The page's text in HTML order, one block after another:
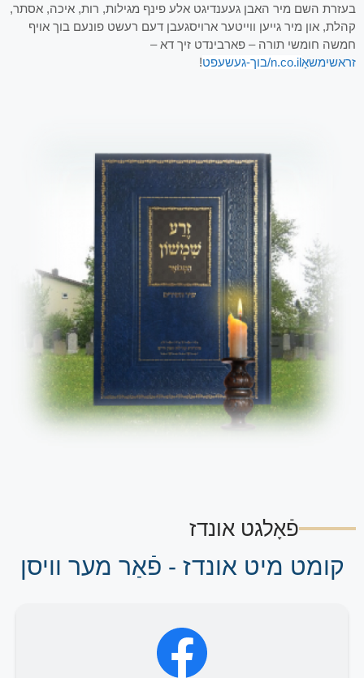
בעזרת השם מיר האבן געענדיגט אלע פינף מגילות, רות, איכה, אסתר,
קהלת, און מיר גייען ווייטער ארויסגעבן דעם רעשט פונעם בוך אויף
חמשה חומשי תורה – פארבינדט זיך דא –
זראשימשאָn.co.il/בוך-געשעפט !
פֿאָלגט אונדז
קומט מיט אונדז - פֿאַר מער וויסן